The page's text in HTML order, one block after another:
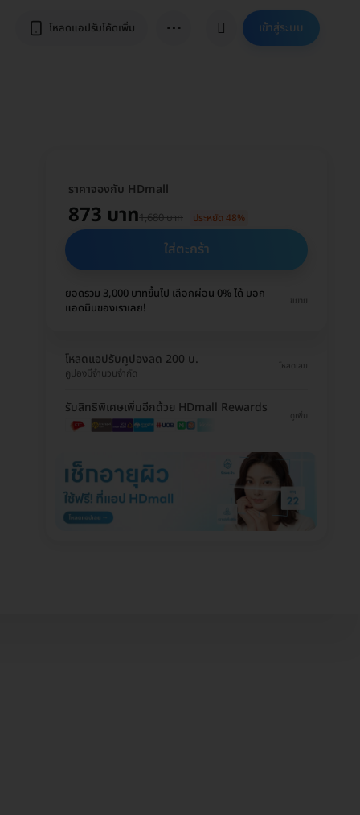
โหลดแอปรับโค้ดเพิ่ม ⋯ เข้าสู่ระบบ
ราคาจองกับ HDmall
873 บาท1,680 บาท ประหยัด 48%
ใส่ตะกร้า
ยอดรวม 3,000 บาทขึ้นไป เลือกผ่อน 0% ได้ บอก
แอดมินของเราเลย!
ขยาย
โหลดแอปรับคูปองลด 200 บ.
คูปองมีจำนวนจำกัด
โหลดเลย
รับสิทธิพิเศษเพิ่มอีกด้วย HDmall Rewards
ดูเพิ่ม